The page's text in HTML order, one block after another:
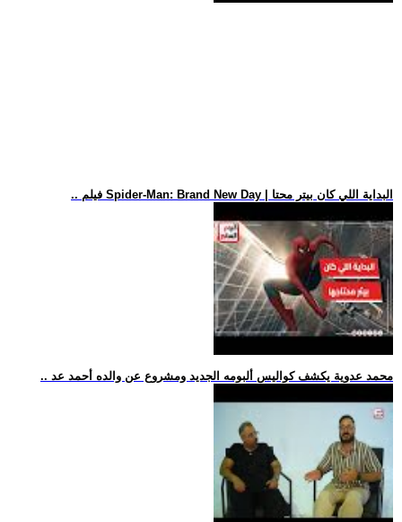
.. فيلم Spider-Man: Brand New Day | البداية اللي كان بيتر محتا
.. محمد عدوية يكشف كواليس ألبومه الجديد ومشروع عن والده أحمد عد